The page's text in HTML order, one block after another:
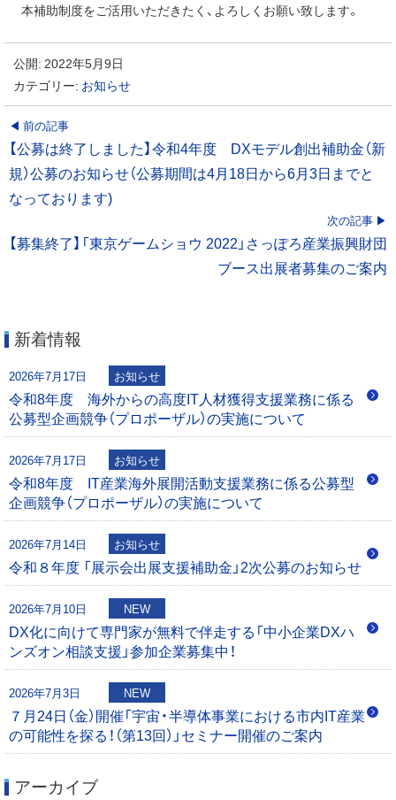
本補助制度をご活用いただきたく、よろしくお願い致します。
公開:2022年5月9日
カテゴリー: お知らせ
投
稿
ナ
ビ
ー
ョ
ン
前の記事
【公募は終了しました】令和4年度 DXモデル創出補助金（新
規）公募のお知らせ（公募期間は4月18日から6月3日までと
なっております)
次の記事
【募集終了】「東京ゲームショウ 2022」さっぽろ産業振興財団
ブース出展者募集のご案内
新着情報
2026年7月17日 お知らせ
令和8年度 海外からの高度IT人材獲得支援業務に係る
公募型企画競争（プロポーザル）の実施について
2026年7月17日 お知らせ
令和8年度 IT産業海外展開活動支援業務に係る公募型
企画競争（プロポーザル）の実施について
2026年7月14日 お知らせ
令和８年度 「展示会出展支援補助金」2次公募のお知らせ
2026年7月10日 NEW
DX化に向けて専門家が無料で伴走する「中小企業DXハ
ンズオン相談支援」参加企業募集中！
2026年7月3日 NEW
７月24日（金）開催「宇宙・半導体事業における市内IT産業
の可能性を探る！（第13回）」セミナー開催のご案内
アーカイブ